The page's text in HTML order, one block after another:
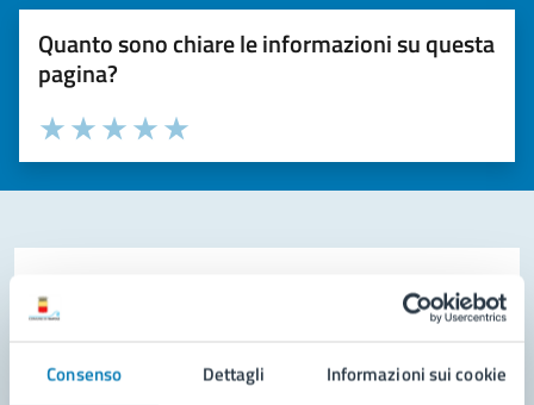
Consenso Dettagli Informazioni sui cookie
Quanto sono chiare le informazioni su questa
pagina?
Valuta la chiarezza delle informazioni (da 1 a 5 stelle)
Seleziona il numero di stelle per valutare la chiarezza delle
Valuta 5 stelle su 5
Valuta 4 stelle su 5
Valuta 3 stelle su 5
Valuta 2 stelle su 5
Valuta 1 stelle su 5
Contatta il comune
Richiedi assistenza